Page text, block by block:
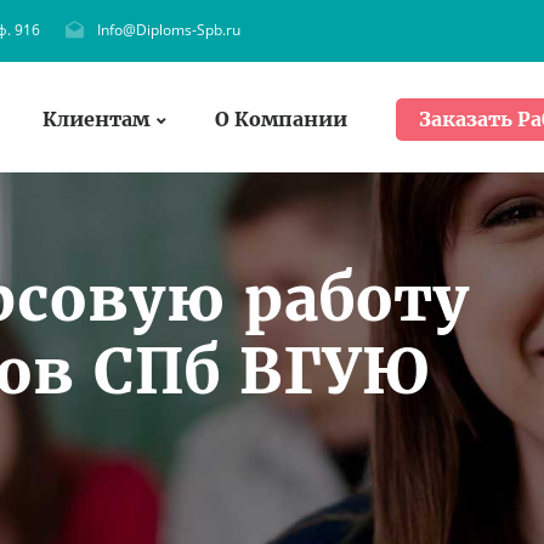
916 Info@Diploms-Spb.ru
Клиентам О Компании Заказать
работу
СПб ВГУЮ